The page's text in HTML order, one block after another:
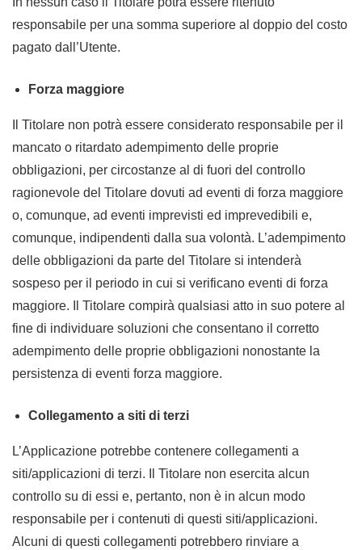
responsabile per una somma superiore al doppio del costo
pagato dall’Utente.
Forza maggiore
Il Titolare non potrà essere considerato responsabile per il
mancato o ritardato adempimento delle proprie
obbligazioni, per circostanze al di fuori del controllo
ragionevole del Titolare dovuti ad eventi di forza maggiore
o, comunque, ad eventi imprevisti ed imprevedibili e,
comunque, indipendenti dalla sua volontà. L’adempimento
delle obbligazioni da parte del Titolare si intenderà
sospeso per il periodo in cui si verificano eventi di forza
maggiore. Il Titolare compirà qualsiasi atto in suo potere al
fine di individuare soluzioni che consentano il corretto
adempimento delle proprie obbligazioni nonostante la
persistenza di eventi forza maggiore.
Collegamento a siti di terzi
L’Applicazione potrebbe contenere collegamenti a
siti/applicazioni di terzi. Il Titolare non esercita alcun
controllo su di essi e, pertanto, non è in alcun modo
responsabile per i contenuti di questi siti/applicazioni.
Alcuni di questi collegamenti potrebbero rinviare a